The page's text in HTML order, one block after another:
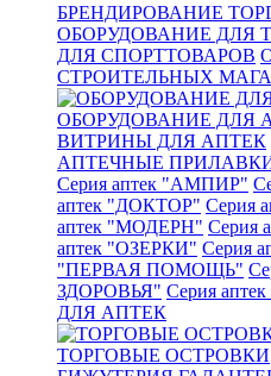
БРЕНДИРОВАНИЕ
ОБОРУДОВАНИЕ ДЛЯ
ДЛЯ СПОРТТОВАРОВ
СТРОИТЕЛЬНЫХ
ОБОРУДОВАНИЕ ДЛЯ
ВИТРИНЫ ДЛЯ АПТЕК
АПТЕЧНЫЕ
Серия аптек "АМПИР"
аптек "ДОКТОР" Серия
аптек "МОДЕРН" Серия
аптек "ОЗЕРКИ" Серия
"ПЕРВАЯ ПОМОЩЬ"
ЗДОРОВЬЯ" Серия
ДЛЯ АПТЕК
ТОРГОВЫЕ ОСТРОВКИ